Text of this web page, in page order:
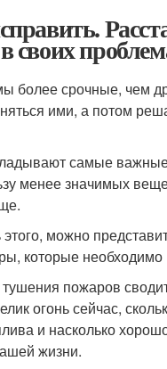
своих
более срочные, чем
ими, а потом
самые
менее значимых
можно
которые необходимо
пожаров
огонь сейчас,
и насколько
жизни.